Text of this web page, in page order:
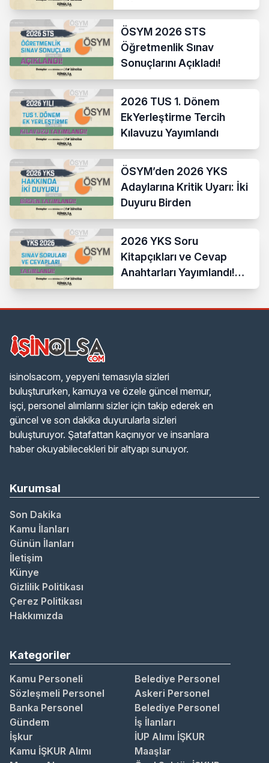
ÖSYM 2026 STS
Öğretmenlik Sınav
Sonuçlarını Açıkladı!
2026 TUS 1. Dönem
EkYerleştirme Tercih
Kılavuzu Yayımlandı
ÖSYM’den 2026 YKS
Adaylarına Kritik Uyarı: İki
Duyuru Birden
2026 YKS Soru
Kitapçıkları ve Cevap
Anahtarları Yayımlandı!
ÖSYM Erişime Açtı
isinolsacom, yepyeni temasıyla sizleri
buluştururken, kamuya ve özele güncel memur,
işçi, personel alımlarını sizler için takip ederek en
güncel ve son dakika duyurularla sizleri
buluşturuyor. Şatafattan kaçınıyor ve insanlara
haber okuyabilecekleri bir altyapı sunuyor.
Kurumsal
Son Dakika
Kamu İlanları
Günün İlanları
İletişim
Künye
Gizlilik Politikası
Çerez Politikası
Hakkımızda
Kategoriler
Kamu Personeli
Belediye Personel
Sözleşmeli Personel
Askeri Personel
Banka Personel
Belediye Personel
Gündem
İş İlanları
İşkur
İUP Alımı İŞKUR
Kamu İŞKUR Alımı
Maaşlar